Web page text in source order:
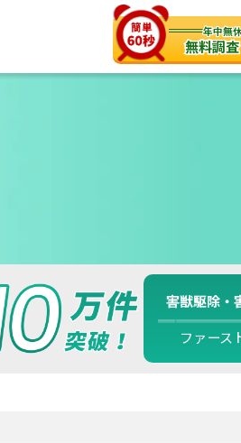
年中無
無料調
害獣駆除・
ファース